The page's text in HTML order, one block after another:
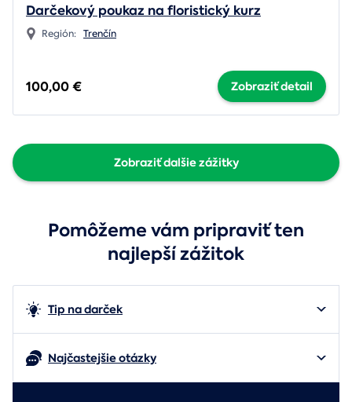
Darčekový poukaz na floristický kurz
Región: Trenčín
100,00 € Zobraziť detail
Zobraziť dalšie zážitky
Pomôžeme vám pripraviť ten
najlepší zážitok
Tip na darček
Najčastejšie otázky